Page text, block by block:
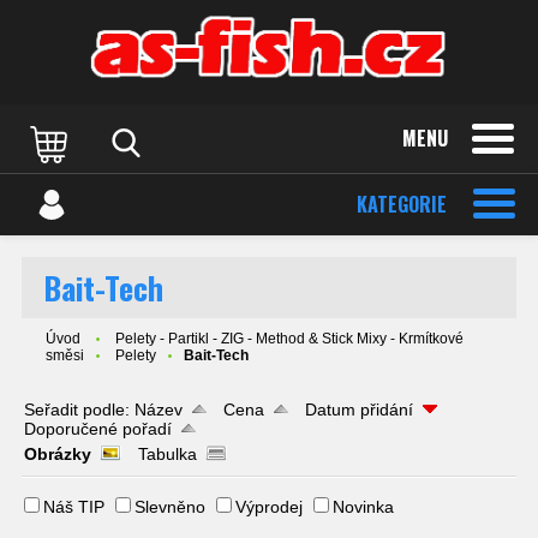
MENU
KATEGORIE
Bait-Tech
Úvod
Pelety - Partikl - ZIG - Method & Stick Mixy - Krmítkové
směsi
Pelety Bait-Tech
Seřadit podle: Název Cena
Datum přidání
Doporučené pořadí
Obrázky
Tabulka
Náš TIP Slevněno Výprodej
Novinka